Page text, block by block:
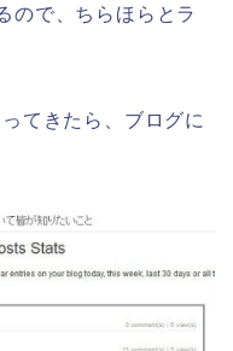
ので、ちらほらとラ
てきたら、ブログに